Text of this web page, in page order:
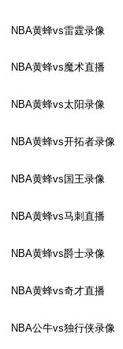
NBA黄蜂vs雷霆录像
NBA黄蜂vs魔术直播
NBA黄蜂vs太阳录像
NBA黄蜂vs开拓者录像
NBA黄蜂vs国王录像
NBA黄蜂vs马刺直播
NBA黄蜂vs爵士录像
NBA黄蜂vs奇才直播
NBA公牛vs独行侠录像